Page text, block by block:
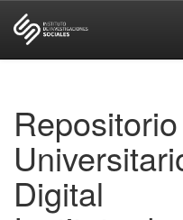
Repositorio
Digital